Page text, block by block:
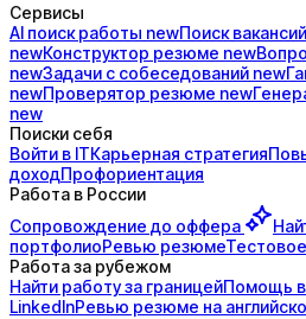
Сервисы
AI поискработы newПоисквакансий
newКонструктор резюме new
newЗадачи с собеседований new
newПроверятор резюме new
new
Поиски себя
Войти в ITКарьерная стратегия
доходПрофориентация
Работа в России
Сопровождение до оффера
портфолиоРевью резюме
Работа за рубежом
Найти работу за границейПомощь
LinkedInРевью резюме на